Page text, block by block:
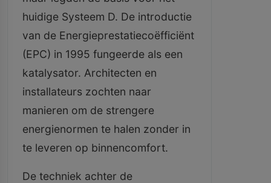
huidige Systeem D. De introductie
van de Energieprestatiecoëfficiënt
(EPC) in 1995 fungeerde als een
katalysator. Architecten en
installateurs zochten naar
manieren om de strengere
energienormen te halen zonder in
te leveren op binnencomfort.
De techniek achter de